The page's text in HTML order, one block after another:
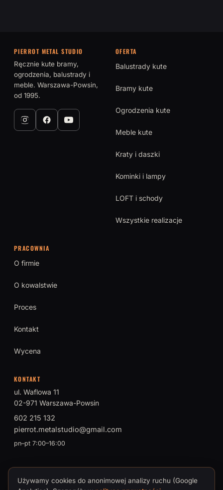
PIERROT METAL STUDIO
Ręcznie kute bramy,
ogrodzenia, balustrady i
meble. Warszawa-Powsin,
od 1995.
OFERTA
Balustrady kute
Bramy kute
Ogrodzenia kute
Meble kute
Kraty i daszki
Kominki i lampy
LOFT i schody
Wszystkie realizacje
PRACOWNIA
O firmie
O kowalstwie
Proces
Kontakt
Wycena
KONTAKT
ul. Waflowa 11
02-971 Warszawa-Powsin
602 215 132
pierrot.metalstudio@gmail.com
pn–pt 7:00–16:00
© 2026 PIERROT Metal Studio · Tomasz Brokman, Mistrz Sztuki
Używamy cookies do anonimowej analizy ruchu (Google